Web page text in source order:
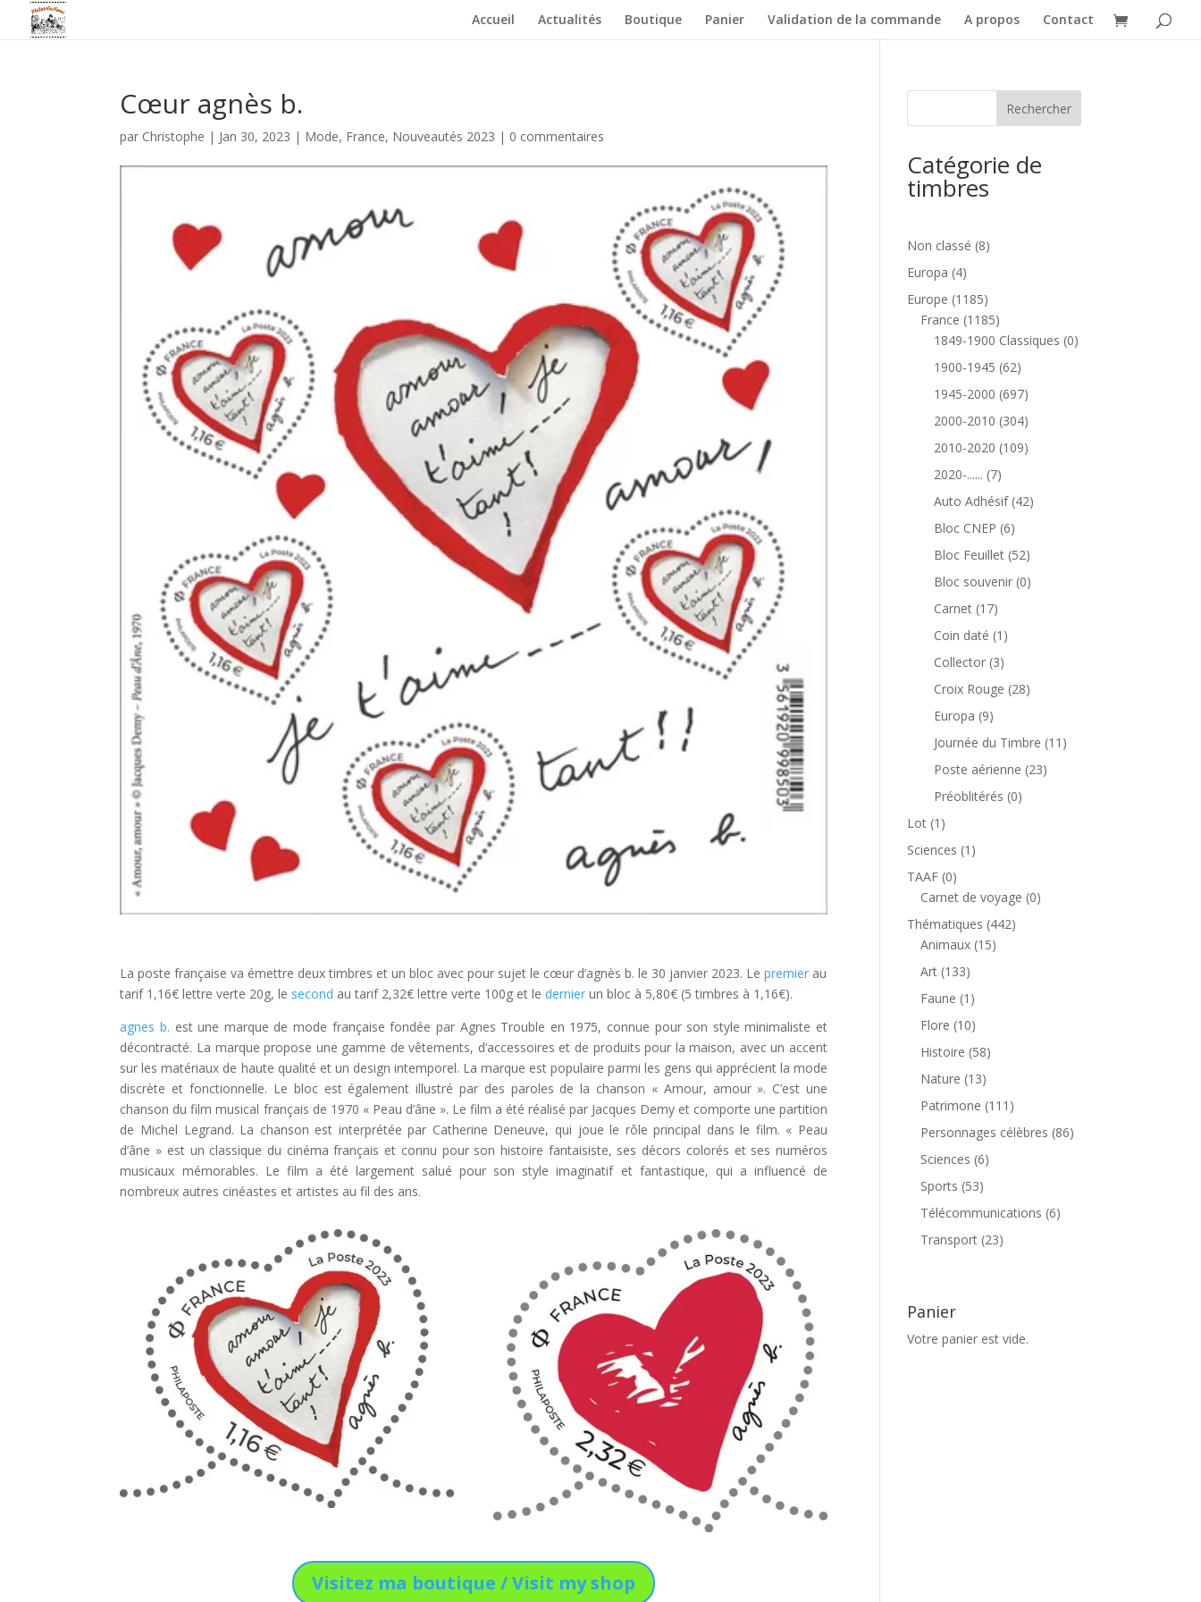
Accueil Actualités Boutique Panier Validation de la commande A propos Contact
Cœur agnès b.
par Christophe | Jan 30, 2023 | Mode, France, Nouveautés 2023 | 0 commentaires
La poste française va émettre deux timbres et un bloc avec pour sujet le cœur d’agnès b. le 30 janvier 2023. Lepremier au
tarif 1,16€ lettre verte 20g, le second au tarif 2,32€ lettre verte 100g et ledernier un bloc à 5,80€ (5 timbres à 1,16€).
agnes b. est une marque de mode française fondée par Agnes Trouble en 1975, connue pour son style minimaliste et
décontracté. La marque propose une gamme de vêtements, d’accessoires et de produits pour la maison, avec un accent
sur les matériaux de haute qualité et un design intemporel. La marque est populaire parmi les gens qui apprécient la mode
discrète et fonctionnelle. Le bloc est également illustré par des paroles de la chanson « Amour, amour ». C’est une
chanson du film musical français de 1970 « Peau d’âne ». Le film a été réalisé par Jacques Demy et comporte une partition
de Michel Legrand. La chanson est interprétée par Catherine Deneuve, qui joue le rôle principal dans le film. « Peau
d’âne » est un classique du cinéma français et connu pour son histoire fantaisiste, ses décors colorés et ses numéros
musicaux mémorables. Le film a été largement salué pour son style imaginatif et fantastique, qui a influencé de
nombreux autres cinéastes et artistes au fil des ans.
Visitez ma boutique / Visit my shop
Catégorie de
timbres
Non classé 88
Europa 44
produits
Europe 11851185
produits
France 11851185
produits
1849-1900 Classiques 00
1900-1945 6262
produits
1945-2000 697697
produits
2000-2010 304304
produits
2010-2020 109109
2020-...... 77
produits
Auto Adhésif 4242
Bloc CNEP 66
produits
Bloc Feuillet 5252
produits
Bloc souvenir 00
Carnet 1717
produits
Coin daté 1 1
Collector 33
produits
Croix Rouge 2828
Europa 99
produits
Journée du Timbre 11 11
Poste aérienne 2323
Préoblitérés 00
Lot 1 1
produit
Sciences 1 1
TAAF 00
produit
Carnet de voyage 00
Thématiques 442442
Animaux 1515
Art 133133
produits
Faune 1 1
produit
Flore 1010
produits
Histoire 5858
Nature 1313
produits
Patrimone 111 111
produits
Personnages célèbres 8686
Sciences 66
Sports 5353
produits
Télécommunications 66
Transport 2323
Panier
Votre panier est vide.